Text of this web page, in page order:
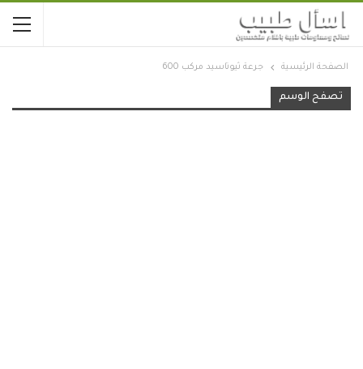
الصفحة الرئيسية جرعة ثيوتاسيد مركب 600
تصفح الوسم